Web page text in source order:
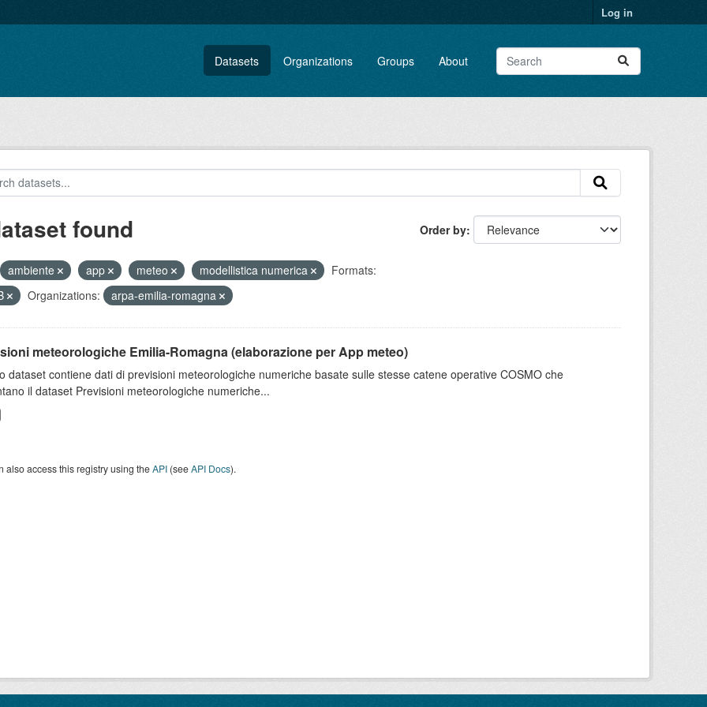
Log in
Datasets Organizations Groups About
Order by
found
ambiente app meteo modellistica numerica
Formats:
Organizations: arpa-emilia-romagna
meteorologiche Emilia-Romagna (elaborazione per App meteo)
dataset contiene dati di previsioni meteorologiche numeriche basate sulle stesse catene operative COSMO che
il dataset Previsioni meteorologiche numeriche...
also access this registry using theAPI(seeAPI Docs).